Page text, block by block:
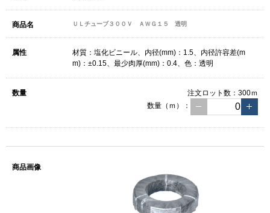
ＵＬチューブ３００Ｖ ＡＷＧ１５ 透明
材質：塩化ビニール、内径(mm)：1.5、内径許容差(m
m)：±0.15、最少肉厚(mm)：0.4、色：透明
注文ロット数： 300ｍ
数量（ｍ）：